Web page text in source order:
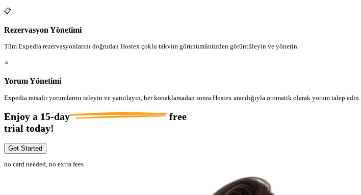
📋
Rezervasyon Yönetimi
Tüm Expedia rezervasyonlarını doğrudan Hostex çoklu takvim görünümünüzden görüntüleyin ve yönetin.
⭐
Yorum Yönetimi
Expedia misafir yorumlarını izleyin ve yanıtlayın, her konaklamadan sonra Hostex aracılığıyla otomatik olarak yorum talep edin.
Enjoy a 15-day
free
trial today!
Get Started
no card needed, no extra fees